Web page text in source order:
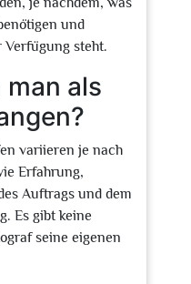
und
steht.
man als
variieren je nach
Erfahrung,
Auftrags und dem
Es gibt keine
seine eigenen